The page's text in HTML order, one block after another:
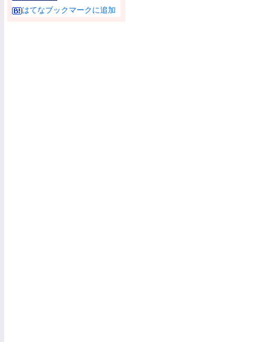
はてなブックマークに追加